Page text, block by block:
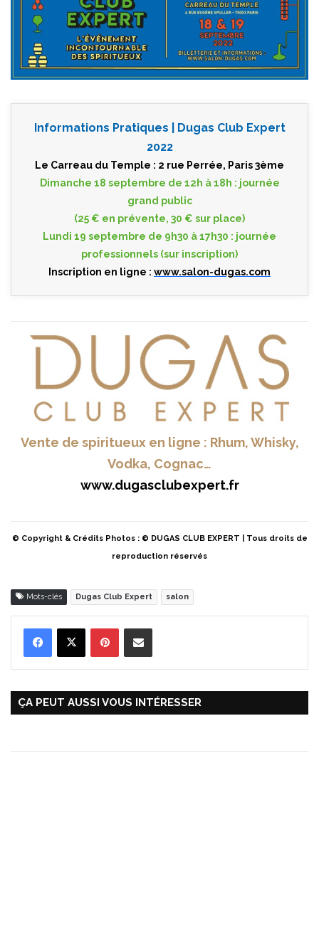
Informations Pratiques | Dugas Club Expert
2022
Le Carreau du Temple : 2 rue Perrée, Paris 3ème
Dimanche 18 septembre de 12h à 18h : journée
grand public
(25 € en prévente, 30 € sur place)
Lundi 19 septembre de 9h30 à 17h30 : journée
professionnels (sur inscription)
Inscription en ligne : www.salon-dugas.com
Vente de spiritueux en ligne : Rhum, Whisky,
Vodka, Cognac…
www.dugasclubexpert.fr
© Copyright & Crédits Photos : © DUGAS CLUB EXPERT | Tous droits de
reproduction réservés
Mots-clés Dugas Club Expert salon
ÇA PEUT AUSSI VOUS INTÉRESSER